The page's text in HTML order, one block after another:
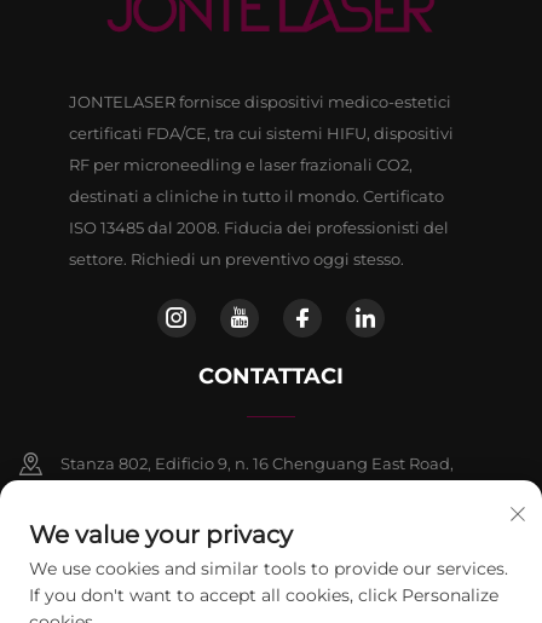
JONTELASER fornisce dispositivi medico-estetici
certificati FDA/CE, tra cui sistemi HIFU, dispositivi
RF per microneedling e laser frazionali CO2,
destinati a cliniche in tutto il mondo. Certificato
ISO 13485 dal 2008. Fiducia dei professionisti del
settore. Richiedi un preventivo oggi stesso.
CONTATTACI
Stanza 802, Edificio 9, n. 16 Chenguang East Road,
+86-13911459627
[email protected]
We value your privacy
We use cookies and similar tools to provide our services.
If you don't want to accept all cookies, click Personalize